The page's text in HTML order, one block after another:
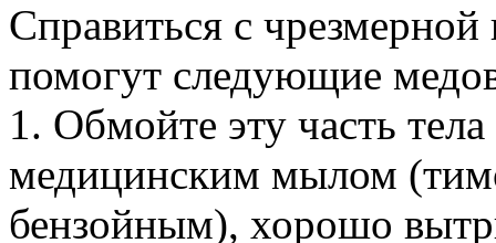
Справиться с
помогут следующие
1. Обмойте эту часть
медицинским мылом
бензойным), хорошо